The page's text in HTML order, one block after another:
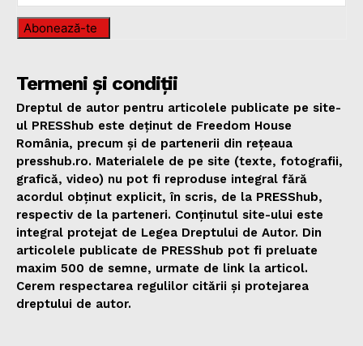
Abonează-te
Termeni și condiții
Dreptul de autor pentru articolele publicate pe site-
ul PRESShub este deținut de Freedom House
România, precum și de partenerii din rețeaua
presshub.ro. Materialele de pe site (texte, fotografii,
grafică, video) nu pot fi reproduse integral fără
acordul obținut explicit, în scris, de la PRESShub,
respectiv de la parteneri. Conținutul site-ului este
integral protejat de Legea Dreptului de Autor. Din
articolele publicate de PRESShub pot fi preluate
maxim 500 de semne, urmate de link la articol.
Cerem respectarea regulilor citării și protejarea
dreptului de autor.